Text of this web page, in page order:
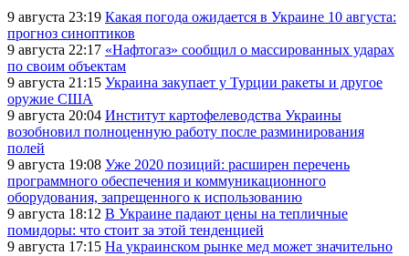
9 августа 23:19 Какая погода ожидается в Украине 10 августа:
прогноз синоптиков
9 августа 22:17 «Нафтогаз» сообщил о массированных ударах
по своим объектам
9 августа 21:15 Украина закупает у Турции ракеты и другое
оружие США
9 августа 20:04 Институт картофелеводства Украины
возобновил полноценную работу после разминирования
полей
9 августа 19:08 Уже 2020 позиций: расширен перечень
программного обеспечения и коммуникационного
оборудования, запрещенного к использованию
9 августа 18:12 В Украине падают цены на тепличные
помидоры: что стоит за этой тенденцией
9 августа 17:15 На украинском рынке мед может значительно